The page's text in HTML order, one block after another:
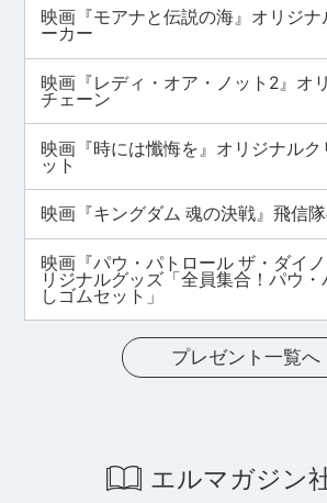
映画『モアナと伝説の海』オリジ
ーカー
映画『レディ・オア・ノット2』オ
チェーン
映画『時には懺悔を』オリジナル
ット
映画『キングダム 魂の決戦』飛信
映画『パウ・パトロール ザ・ダイ
リジナルグッズ「全員集合！パウ
しゴムセット」
プレゼント一覧へ
エルマガジン